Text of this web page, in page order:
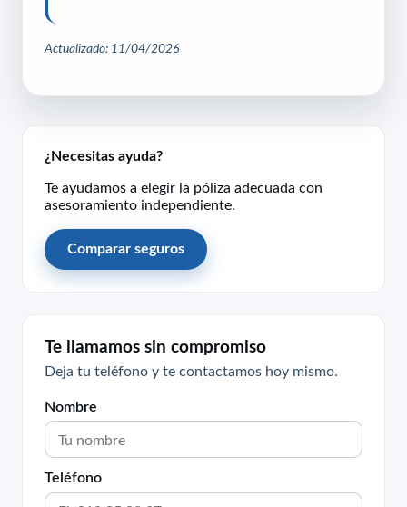
Actualizado: 11/04/2026
¿Necesitas ayuda?
Te ayudamos a elegir la póliza adecuada con
asesoramiento independiente.
Comparar seguros
Te llamamos sin compromiso
Deja tu teléfono y te contactamos hoy mismo.
Nombre
Teléfono